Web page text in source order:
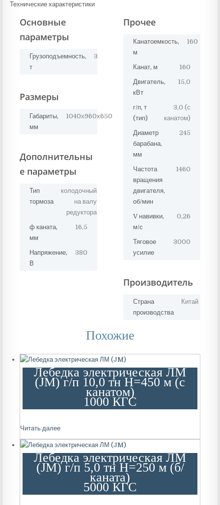
Технические характеристики
Основные
параметры
Грузоподъемность,
т
3
Размеры
Габариты,
мм
1040х960х650
Дополнительны
е параметры
Тип
тормоза
колодочный
на валу
редуктора
ф каната,
мм
16,5
Напряжение,
В
380
Прочее
Канатоемкость,
м
160
Канат, м
160
Двигатель,
кВт
15,0
г/п, т
(тип)
3,0 (с
канатом)
Диаметр
барабана,
мм
245
Частота
вращения
двигателя,
об/мин
1460
V навивки,
м/с
0,26
Тяговое
усилие
3000
Производитель
Страна
производства
Китай
Похожие
Лебедка электрическая ЛМ
(JM) г/п 10,0 тн Н=450 м (с
канатом)
1000 КГС
Читать далее
Лебедка электрическая ЛМ
(JM) г/п 5,0 тн Н=250 м (б/
каната)
5000 КГС